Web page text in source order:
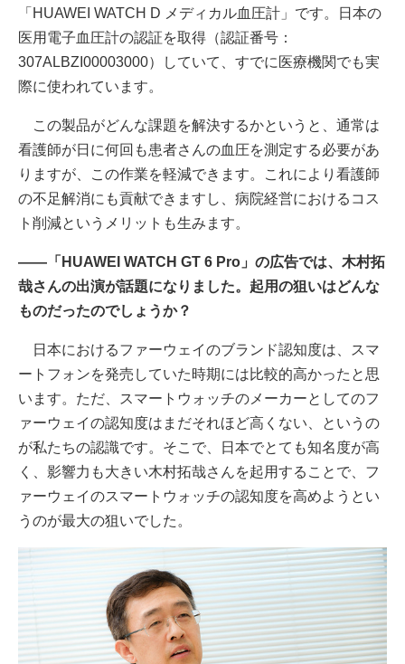
「HUAWEI WATCH D メディカル血圧計」です。日本の
医用電子血圧計の認証を取得（認証番号：
307ALBZI00003000）していて、すでに医療機関でも実
際に使われています。
この製品がどんな課題を解決するかというと、通常は
看護師が日に何回も患者さんの血圧を測定する必要があ
りますが、この作業を軽減できます。これにより看護師
の不足解消にも貢献できますし、病院経営におけるコス
ト削減というメリットも生みます。
――「HUAWEI WATCH GT 6 Pro」の広告では、木村拓
哉さんの出演が話題になりました。起用の狙いはどんな
ものだったのでしょうか？
日本におけるファーウェイのブランド認知度は、スマ
ートフォンを発売していた時期には比較的高かったと思
います。ただ、スマートウォッチのメーカーとしてのフ
ァーウェイの認知度はまだそれほど高くない、というの
が私たちの認識です。そこで、日本でとても知名度が高
く、影響力も大きい木村拓哉さんを起用することで、フ
ァーウェイのスマートウォッチの認知度を高めようとい
うのが最大の狙いでした。